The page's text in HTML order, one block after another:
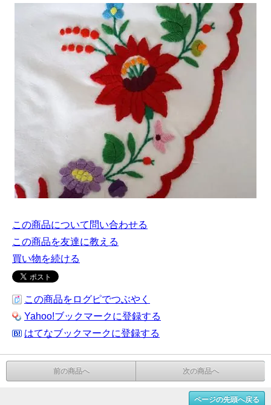
この商品について問い合わせる
この商品を友達に教える
買い物を続ける
この商品をログピでつぶやく
Yahoo!ブックマークに登録する
はてなブックマークに登録する
前の商品へ 次の商品へ
ページの先頭へ戻る